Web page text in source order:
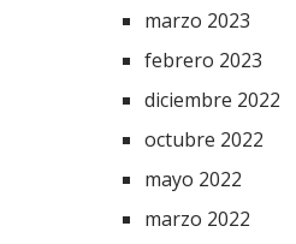
marzo 2023
febrero 2023
diciembre 2022
octubre 2022
mayo 2022
marzo 2022